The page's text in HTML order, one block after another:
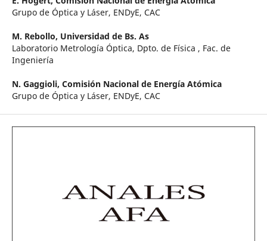
Grupo de Óptica y Láser, ENDyE, CAC
M. Rebollo, Universidad de Bs. As
Laboratorio Metrología Óptica, Dpto. de Física , Fac. de
Ingeniería
N. Gaggioli, Comisión Nacional de Energía Atómica
Grupo de Óptica y Láser, ENDyE, CAC